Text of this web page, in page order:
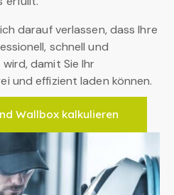
darauf verlassen, dass Ihre
schnell und
damit Sie Ihr
und effizient laden können.
Wallbox kalkulieren